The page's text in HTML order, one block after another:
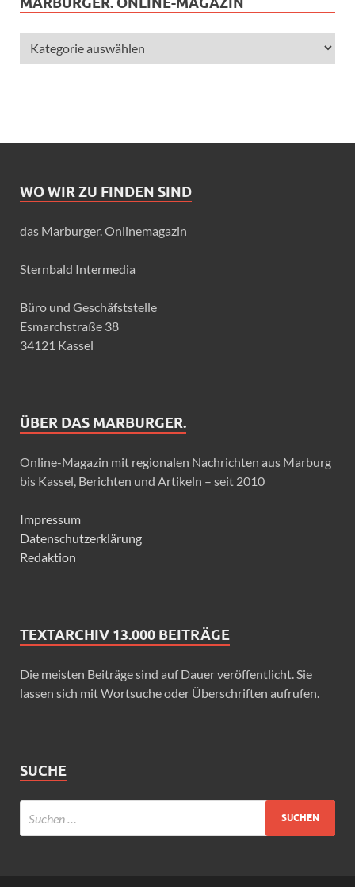
WO WIR ZU FINDEN SIND
das Marburger. Onlinemagazin
Sternbald Intermedia
Büro und Geschäfststelle
Esmarchstraße 38
34121 Kassel
ÜBER DAS MARBURGER.
Online-Magazin mit regionalen Nachrichten aus Marburg
bis Kassel, Berichten und Artikeln – seit 2010
Impressum
Datenschutzerklärung
Redaktion
TEXTARCHIV 13.000 BEITRÄGE
Die meisten Beiträge sind auf Dauer veröffentlicht. Sie
lassen sich mit Wortsuche oder Überschriften aufrufen.
SUCHE